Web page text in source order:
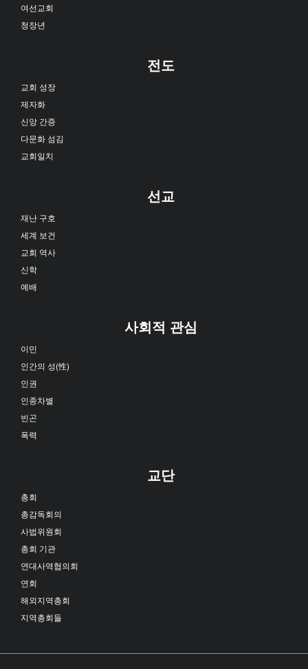
여선교회
청장년
전도
교회 성장
제자화
신앙 간증
다문화 섬김
교회일치
선교
재난 구호
세계 보건
교회 역사
신학
예배
사회적 관심
이민
인간의 성(性)
인권
인종차별
빈곤
폭력
교단
총회
총감독회의
사법위원회
총회 기관
연대사역협의회
연회
해외지역총회
지역총회들